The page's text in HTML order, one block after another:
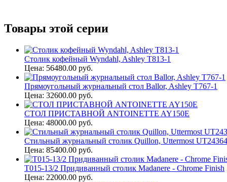
Товары этой серии
Столик кофейный Wyndahl, Ashley T813-1
Цена: 56480.00 руб.
Прямоугольный журнальный стол Ballor, Ashley T767-1
Цена: 32600.00 руб.
СТОЛ ПРИСТАВНОЙ ANTOINETTE AY150E
Цена: 48000.00 руб.
Стильный журнальный столик Quillon, Uttermost UT24364
Цена: 85400.00 руб.
T015-13/2 Придиванный столик Madanere - Chrome Finish
Цена: 22000.00 руб.